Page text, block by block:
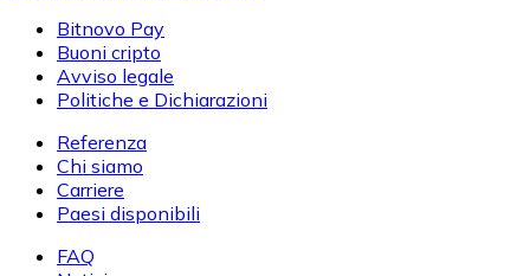
Bitnovo Pay
Buoni cripto
Avviso legale
Politiche e Dichiarazioni
Referenza
Chi siamo
Carriere
Paesi disponibili
FAQ